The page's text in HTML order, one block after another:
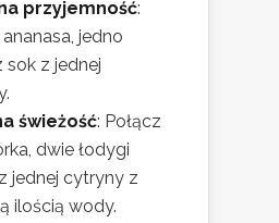
przyjemność:
jedno
z jednej
świeżość: Połącz
dwie łodygi
jednej cytryny z
ilością wody.